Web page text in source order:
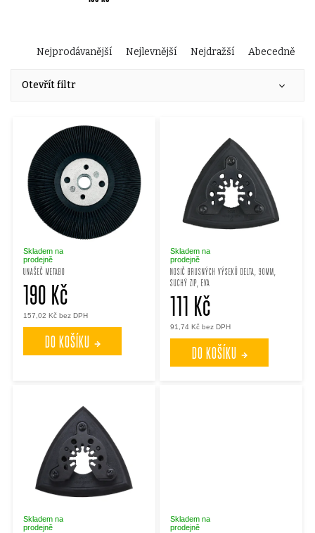
Ř
a
e
n
p
r
o
t
ů
Nejprodávanější Nejlevnější Nejdražší Abecedně
Otevřít filtr
UNAŠEČ METABO
Skladem na
prodejně
157,02 Kč bez DPH
190 Kč
DO KOŠÍKU
NOSIČ BRUSNÝCH VÝSEKŮ DELTA, 90MM,
SUCHÝ ZIP, EVA
Skladem na
prodejně
91,74 Kč bez DPH
111 Kč
DO KOŠÍKU
Skladem na
prodejně
Skladem na
prodejně